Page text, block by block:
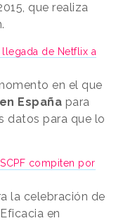
que realiza
de Netflix a
en el que
España para
datos para que lo
compiten por
la celebración de
en